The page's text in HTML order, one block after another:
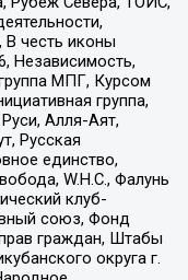
честь иконы
Независимость,
МПГ, Курсом
группа,
Алля-Аят,
Русская
единство,
W.H.С., Фалунь
клуб-
союз, Фонд
граждан, Штабы
округа г.